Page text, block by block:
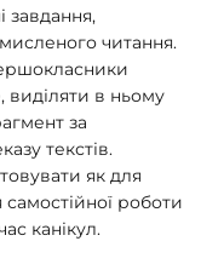
завдання,
читання.
виділяти в ньому
за
текстів.
як для
самостійної роботи
канікул.